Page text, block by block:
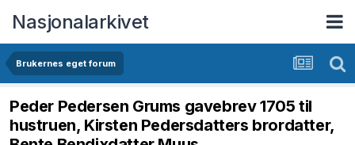
Nasjonalarkivet
Brukernes eget forum
Peder Pedersen Grums gavebrev 1705 til
hustruen, Kirsten Pedersdatters brordatter,